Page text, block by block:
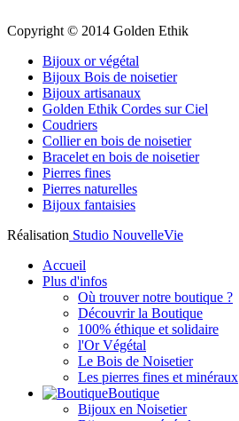
Copyright © 2014 Golden Ethik
Bijoux or végétal
Bijoux Bois de noisetier
Bijoux artisanaux
Golden Ethik Cordes sur Ciel
Coudriers
Collier en bois de noisetier
Bracelet en bois de noisetier
Pierres fines
Pierres naturelles
Bijoux fantaisies
Réalisation Studio NouvelleVie
Accueil
Plus d'infos
Où trouver notre boutique ?
Découvrir la Boutique
100% éthique et solidaire
l'Or Végétal
Le Bois de Noisetier
Les pierres fines et minéraux
Boutique
Bijoux en Noisetier